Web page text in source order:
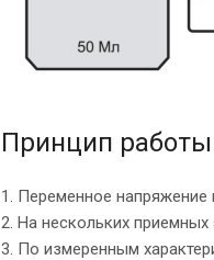
Принцип
1. Переменное напряжение
2. На нескольких
3. По измеренным